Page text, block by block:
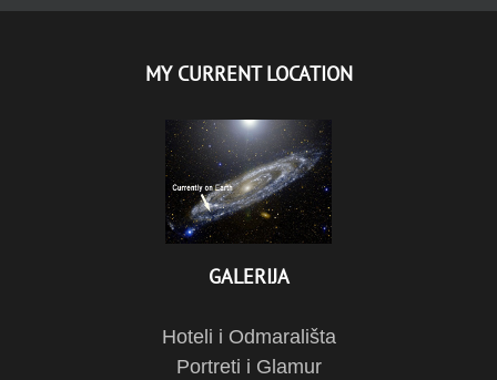
MY CURRENT LOCATION
GALERIJA
Hoteli i Odmarališta
Portreti i Glamur